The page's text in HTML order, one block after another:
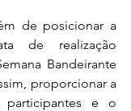
de posicionar a
de realização
Bandeirante
proporcionar a
e o